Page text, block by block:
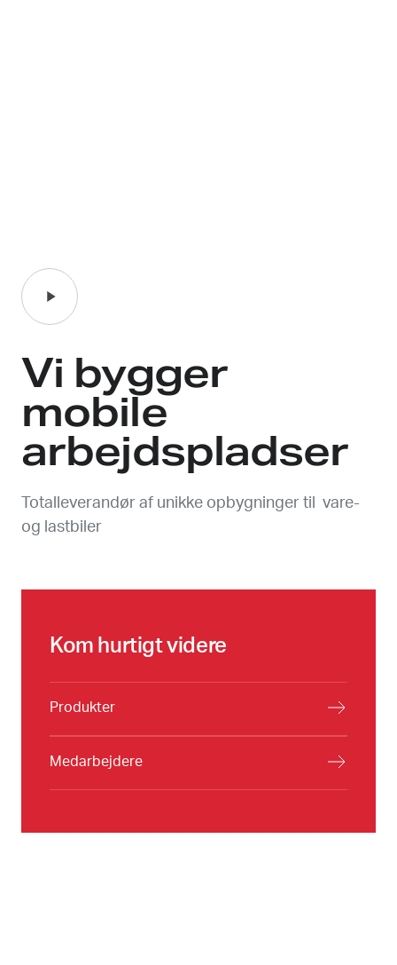
Vi bygger
mobile
arbejdspladser
Totalleverandør af unikke opbygninger til vare-
og lastbiler
Kom hurtigt videre
Produkter
Medarbejdere